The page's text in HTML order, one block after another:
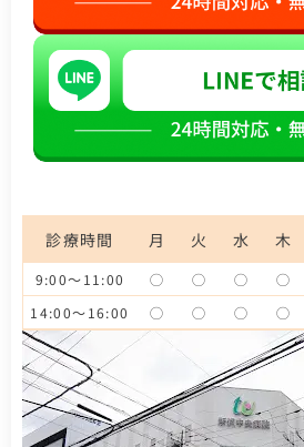
診療時間 月 火 水 木
9:00～11:00 ◯ ◯ ◯ ◯
14:00～16:00
◯ ◯ ◯ ◯